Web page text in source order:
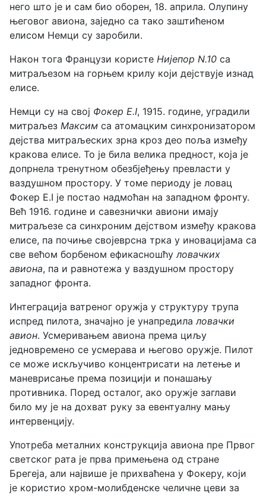
него што је и сам био оборен, 18. априла. Олупину
његовог авиона, заједно са тако заштићеном
елисом Немци су заробили.
Након тога Французи користе Нијепор N.10 са
митраљезом на горњем крилу који дејствује изнад
елисе.
Немци су на свој Фокер E.I, 1915. године, уградили
митраљез Максим са атомацким синхронизатором
дејства митраљеских зрна кроз део поља између
кракова елисе. То је била велика предност, која је
допрнела тренутном обезбјеђењу превласти у
ваздушном простору. У томе периоду је ловац
Фокер E.I је постао надмоћан на западном фронту.
Већ 1916. године и савезнички авиони имају
митраљезе са синхроним дејством између кракова
елисе, па почиње својеврсна трка у иновацијама са
све већом борбеном ефикасношћуловачких
авиона, па и равнотежа у ваздушном простору
западног фронта.
Интеграција ватреног оружја у структуру трупа
испред пилота, значајно је унапредилаловачки
авион. Усмеривањем авиона према циљу
једновремено се усмерава и његово оружје. Пилот
се може искључиво концентрисати на летење и
маневрисање према позицији и понашању
противника. Поред осталог, ако оружје заглави
било му је на дохват руку за евентуалну мању
интервенцију.
Употреба металних конструкција авиона пре Првог
светског рата је прва примењена од стране
Брегеја, али највише је прихваћена у Фокеру, који
је користио хром-молибденске челичне цеви за